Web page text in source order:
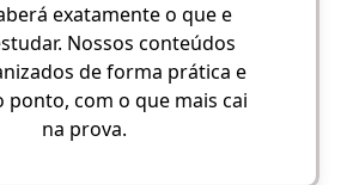
exatamente o que e
Nossos conteúdos
de forma prática e
ponto, com o que mais cai
na prova.